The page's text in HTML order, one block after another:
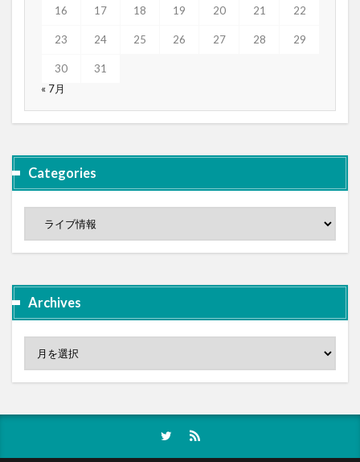
16 17 18 19 20 21 22
23 24 25 26 27 28 29
30
31
« 7月
Categories
Archives